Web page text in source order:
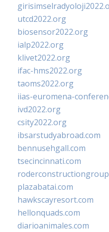
utcd2022.org
biosensor2022.org
ialp2022.org
klivet2022.org
ifac-hms2022.org
taoms2022.org
iias-euromena-
ivd2022.org
csity2022.org
ibsarstudyabroad.com
bennusehgall.com
tsecincinnati.com
plazabatai.com
hawkscayresort.com
hellonquads.com
diarioanimales.com